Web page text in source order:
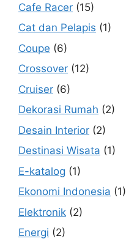
Cafe Racer (15)
Cat dan Pelapis (1)
Coupe (6)
Crossover (12)
Cruiser (6)
Dekorasi Rumah (2)
Desain Interior (2)
Destinasi Wisata (1)
E-katalog (1)
Ekonomi Indonesia (1)
Elektronik (2)
Energi (2)